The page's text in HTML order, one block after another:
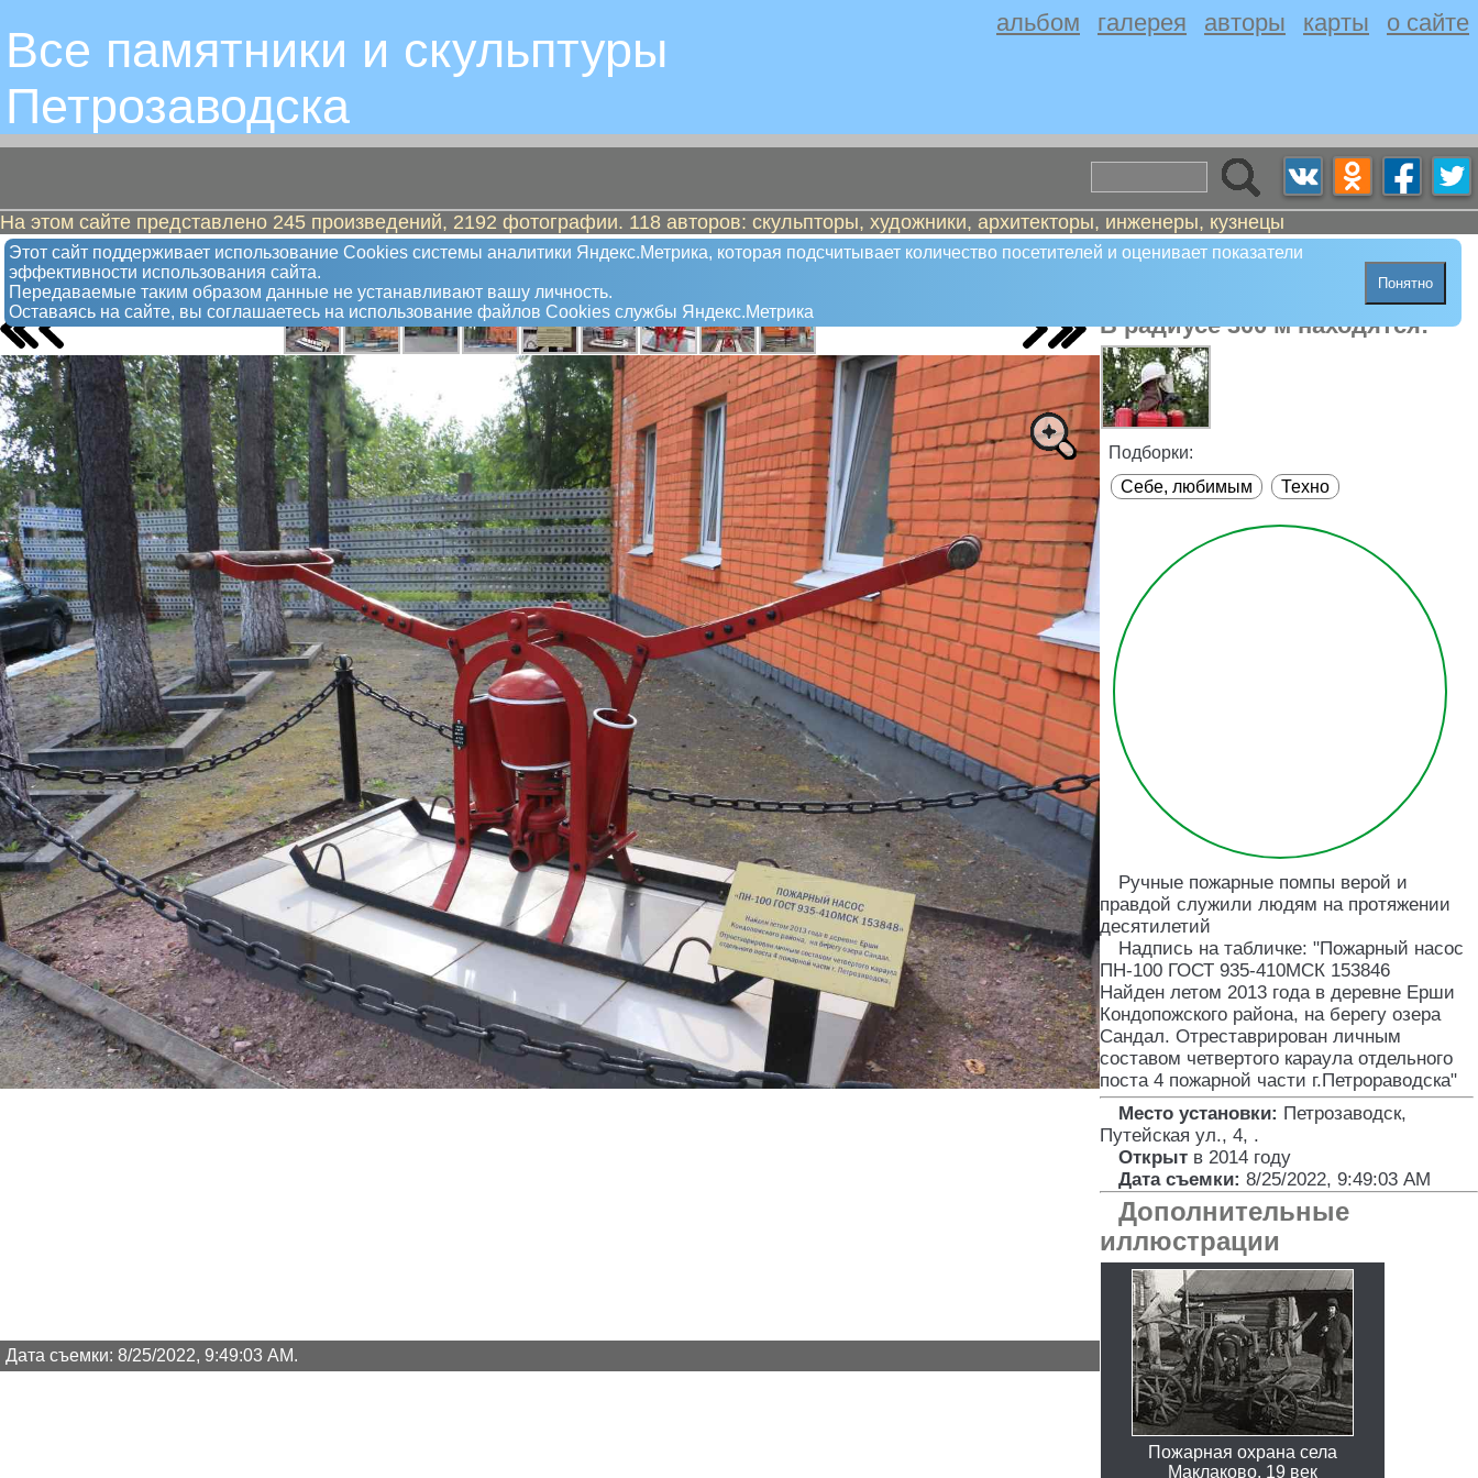
альбом галерея авторы карты о сайте
Все памятники и скульптуры
Петрозаводскa
На этом сайте представлено 245 произведений, 2192 фотографии. 118 авторов: скульпторы, художники, архитекторы, инженеры, кузнецы
Этот сайт поддерживает использование Сookies системы аналитики Яндекс.Метрика, которая подсчитывает количество посетителей и оценивает показатели
эффективности использования сайта.
Передаваемые таким образом данные не устанавливают вашу личность.
Оставаясь на сайте, вы соглашаетесь на использование файлов Сookies службы Яндекс.Метрика
Понятно
Пожарный насос
Арт-объект
Дата съемки: 8/25/2022, 9:49:03 AM.
В радиусе 300 м находятся:
Подборки:
Себе, любимым
Техно
Ручные пожарные помпы верой и
правдой служили людям на протяжении
десятилетий
Надпись на табличке: "Пожарный насос
ПН-100 ГОСТ 935-410МСК 153846
Найден летом 2013 года в деревне Ерши
Кондопожского района, на берегу озера
Сандал. Отреставрирован личным
составом четвертого караула отдельного
поста 4 пожарной части г.Петроpаводска"
Место установки: Петрозаводск,
Путейская ул., 4, .
Открыт в 2014 году
Дата съемки: 8/25/2022, 9:49:03 AM
Дополнительные
иллюстрации
Пожарная охрана села
Маклаково. 19 век